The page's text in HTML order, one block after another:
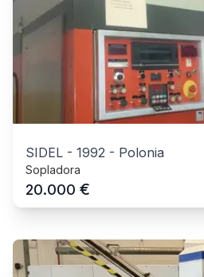
SIDEL - 1992 - Polonia
Sopladora
20.000 €